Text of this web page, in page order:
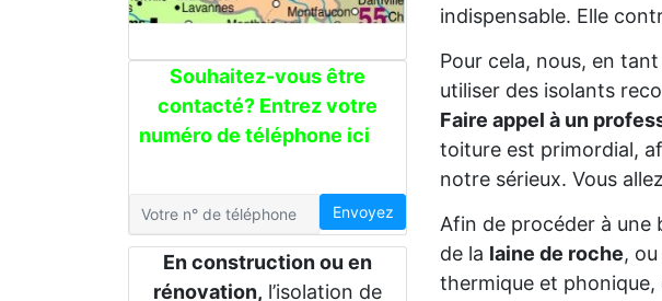
Souhaitez-vous être
contacté? Entrez votre
numéro de téléphone ici
Envoyez
En construction ou en
rénovation, l’isolation de
indispensable. Elle
Pour cela, nous, en
utiliser des isolants
Faire appel à un
toiture est primordial,
notre sérieux. Vous
Afin de procéder à une
de la laine de roche,
thermique et phonique,